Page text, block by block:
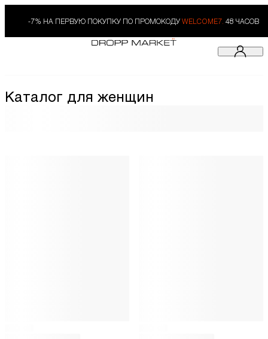
-7% НА ПЕРВУЮ ПОКУПКУ ПО ПРОМОКОДУ WELCOME7. 48 ЧАСОВ
Каталог для женщин